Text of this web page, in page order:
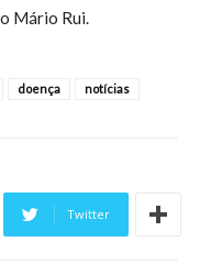
Mário Rui.
doença notícias
Twitter